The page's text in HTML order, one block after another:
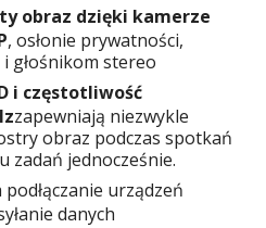
obraz dzięki kamerze
, osłonie prywatności,
głośnikom stereo
i częstotliwość
zapewniają niezwykle
obraz podczas spotkań
zadań jednocześnie.
podłączanie urządzeń
danych